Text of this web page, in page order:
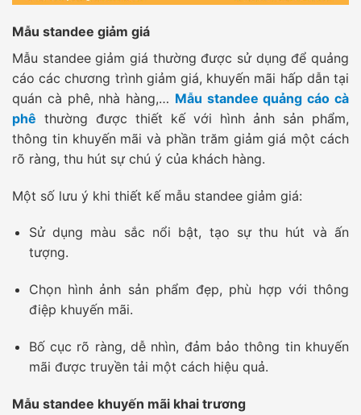
Mẫu standee giảm giá
Mẫu standee giảm giá thường được sử dụng để quảng
cáo các chương trình giảm giá, khuyến mãi hấp dẫn tại
quán cà phê, nhà hàng,… Mẫu standee quảng cáo cà
phê thường được thiết kế với hình ảnh sản phẩm,
thông tin khuyến mãi và phần trăm giảm giá một cách
rõ ràng, thu hút sự chú ý của khách hàng.
Một số lưu ý khi thiết kế mẫu standee giảm giá:
Sử dụng màu sắc nổi bật, tạo sự thu hút và ấn
tượng.
Chọn hình ảnh sản phẩm đẹp, phù hợp với thông
điệp khuyến mãi.
Bố cục rõ ràng, dễ nhìn, đảm bảo thông tin khuyến
mãi được truyền tải một cách hiệu quả.
Mẫu standee khuyến mãi khai trương